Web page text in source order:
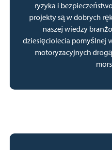
ryzyka i
projekty są w dobrych
naszej wiedzy
dziesięciolecia pomyślnej
motoryzacyjnych